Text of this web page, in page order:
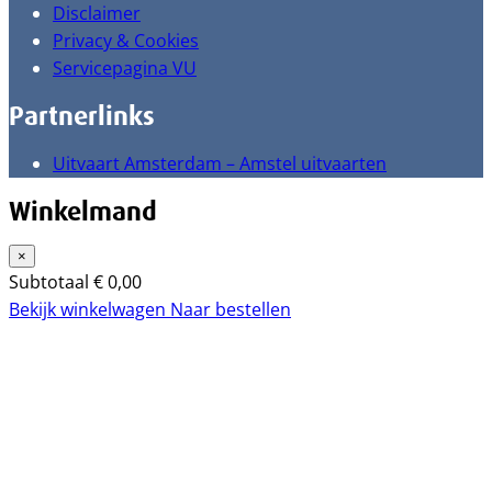
Disclaimer
Privacy & Cookies
Servicepagina VU
Partnerlinks
Uitvaart Amsterdam – Amstel uitvaarten
Winkelmand
×
Subtotaal €0,00
Bekijk winkelwagen Naar bestellen